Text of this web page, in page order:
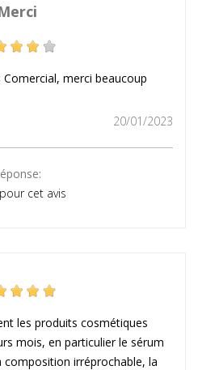
merci beaucoup
20/01/2023
cet avis
les produits cosmétiques
mois, en particulier le sérum
composition irréprochable, la